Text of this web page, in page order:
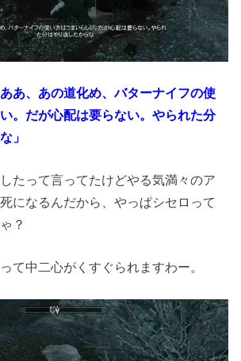
あ、あの道化め、バターナイフの使
。だが心配は要らない。やられた分
」
たって言ってたけどやる気満々のア
になるんだから、やっぱシセロって
？
て中二心がくすぐられますわー。